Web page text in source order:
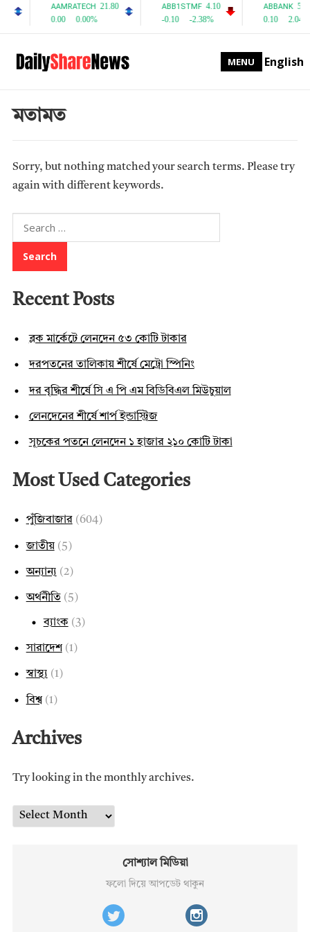
MENU English
মতামত
Sorry, but nothing matched your search terms. Please try
again with different keywords.
Search
for:
Recent Posts
ব্লক মার্কেটে লেনদেন ৫৩ কোটি টাকার
দরপতনের তালিকায় শীর্ষে মেট্রো স্পিনিং
দর বৃদ্ধির শীর্ষে সি এ পি এম বিডিবিএল মিউচুয়াল
লেনদেনের শীর্ষে শার্প ইন্ডাস্ট্রিজ
সূচকের পতনে লেনদেন ১ হাজার ২১০ কোটি টাকা
Most Used Categories
পুঁজিবাজার (604)
জাতীয়(5)
অন্যান্য (2)
অর্থনীতি (5)
ব্যাংক(3)
সারাদেশ(1)
স্বাস্থ্য (1)
বিশ্ব(1)
Archives
Try looking in the monthly archives.
Archives
সোশ্যাল মিডিয়া
ফলো দিয়ে আপডেট থাকুন